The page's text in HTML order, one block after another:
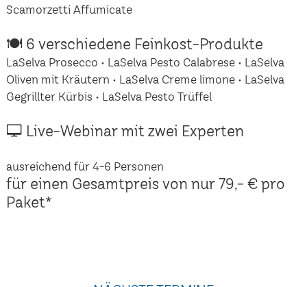
Scamorzetti Affumicate
🍽 6 verschiedene Feinkost-Produkte
LaSelva Prosecco • LaSelva Pesto Calabrese • LaSelva
Oliven mit Kräutern • LaSelva Creme limone • LaSelva
Gegrillter Kürbis • LaSelva Pesto Trüffel
🖵 Live-Webinar mit zwei Experten
ausreichend für 4-6 Personen
für einen Gesamtpreis von nur 79,- € pro
Paket*